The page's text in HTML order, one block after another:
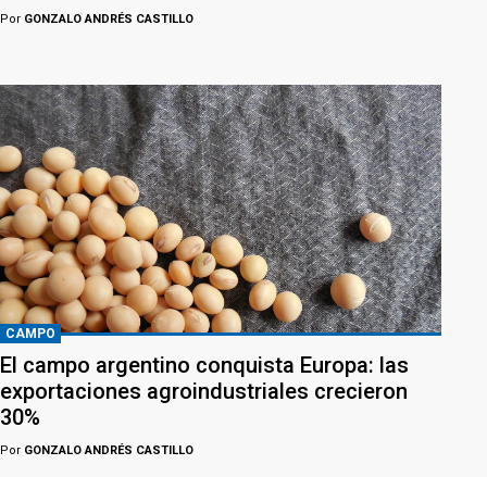
Por GONZALO ANDRÉS CASTILLO
CAMPO
El campo argentino conquista Europa: las
exportaciones agroindustriales crecieron
30%
Por GONZALO ANDRÉS CASTILLO